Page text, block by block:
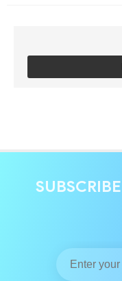
SUBSCRIBE